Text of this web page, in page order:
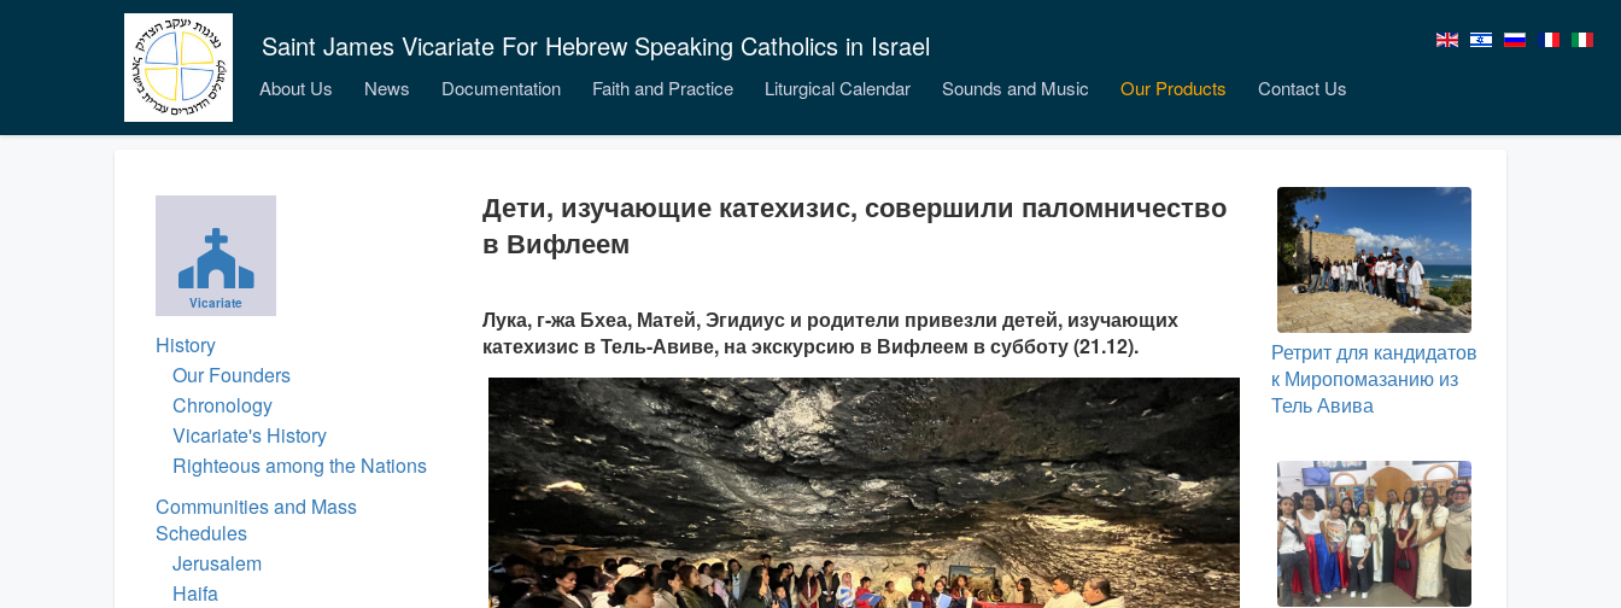
Saint James Vicariate For Hebrew Speaking Catholics in Israel
About Us News Documentation Faith and Practice Liturgical Calendar Sounds and Music Our Products Contact Us
Vicariate
History
Our Founders
Chronology
Vicariate's History
Righteous among the Nations
Communities and Mass
Schedules
Jerusalem
Haifa
Дети, изучающие катехизис, совершили паломничество
в Вифлеем
Лука, г-жа Бхеа, Матей, Эгидиус и родители привезли детей, изучающих
катехизис в Тель-Авиве, на экскурсию в Вифлеем в субботу (21.12).
Ретрит для кандидатов
к Миропомазанию из
Тель Авива